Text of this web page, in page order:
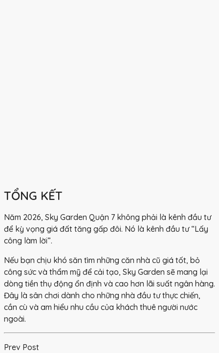
TỔNG KẾT
Năm 2026, Sky Garden Quận 7 không phải là kênh đầu tư
để kỳ vọng giá đất tăng gấp đôi. Nó là kênh đầu tư “Lấy
công làm lời”.
Nếu bạn chịu khó săn tìm những căn nhà cũ giá tốt, bỏ
công sức và thẩm mỹ để cải tạo, Sky Garden sẽ mang lại
dòng tiền thụ động ổn định và cao hơn lãi suất ngân hàng.
Đây là sân chơi dành cho những nhà đầu tư thực chiến,
cần cù và am hiểu nhu cầu của khách thuê người nước
ngoài.
Prev Post